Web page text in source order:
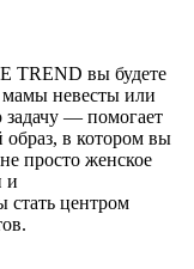
TREND вы будете
мамы невесты или
— помогает
образ, в котором вы
просто женское
и
стать центром